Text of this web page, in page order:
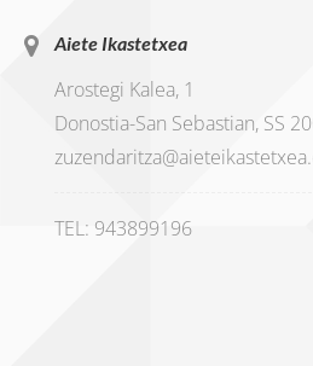
Aiete Ikastetxea
Arostegi Kalea, 1
Donostia-San Sebastian, SS
TEL: 943899196